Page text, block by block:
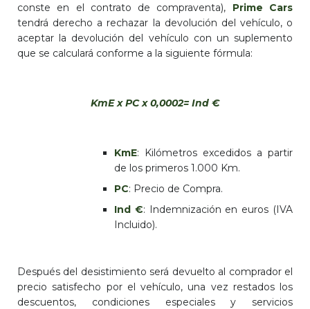
conste en el contrato de compraventa), Prime Cars
tendrá derecho a rechazar la devolución del vehículo, o
aceptar la devolución del vehículo con un suplemento
que se calculará conforme a la siguiente fórmula:
KmE x PC x 0,0002= Ind €
KmE: Kilómetros excedidos a partir
de los primeros 1.000 Km.
PC: Precio de Compra.
Ind €: Indemnización en euros (IVA
Incluido).
Después del desistimiento será devuelto al comprador el
precio satisfecho por el vehículo, una vez restados los
descuentos, condiciones especiales y servicios